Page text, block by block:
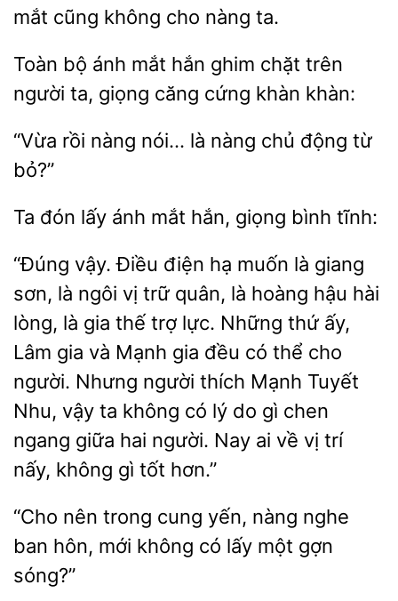
mắt cũng không cho nàng ta.
Toàn bộ ánh mắt
ghim chặt trên
ta,
căng cứng khàn khàn:
“Vừa rồi nàng nói… là
từ
bỏ?”
Ta đón ánh hắn, giọng tĩnh:
“Đúng vậy. Điều điện hạ muốn là giang
sơn, là ngôi vị trữ quân, là hoàng hậu hài
lòng, là gia thế trợ lực. Những thứ ấy,
Lâm gia và Mạnh gia đều có thể cho
người. Nhưng người thích Mạnh Tuyết
vậy ta không có lý do gì chen
ngang giữa hai người. Nay ai về
trí
nấy, không
tốt hơn.”
“Cho nên trong
nàng nghe
ban hôn, mới không có lấy một gợn